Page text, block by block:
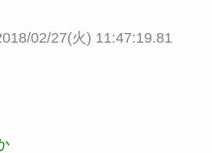
02/27(火) 11:47:19.81